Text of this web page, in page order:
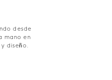
desde
mano en
diseño.